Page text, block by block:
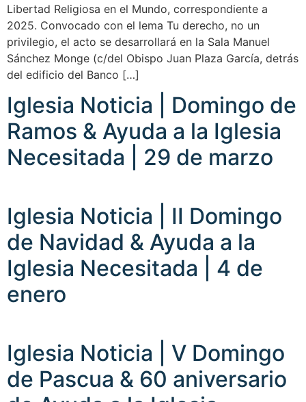
Libertad Religiosa en el Mundo, correspondiente a
2025. Convocado con el lema Tu derecho, no un
privilegio, el acto se desarrollará en la Sala Manuel
Sánchez Monge (c/del Obispo Juan Plaza García, detrás
del edificio del Banco […]
Iglesia Noticia | Domingo de
Ramos & Ayuda a la Iglesia
Necesitada | 29 de marzo
Iglesia Noticia | II Domingo
de Navidad & Ayuda a la
Iglesia Necesitada | 4 de
enero
Iglesia Noticia | V Domingo
de Pascua & 60 aniversario